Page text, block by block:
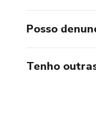
Posso
Tenho